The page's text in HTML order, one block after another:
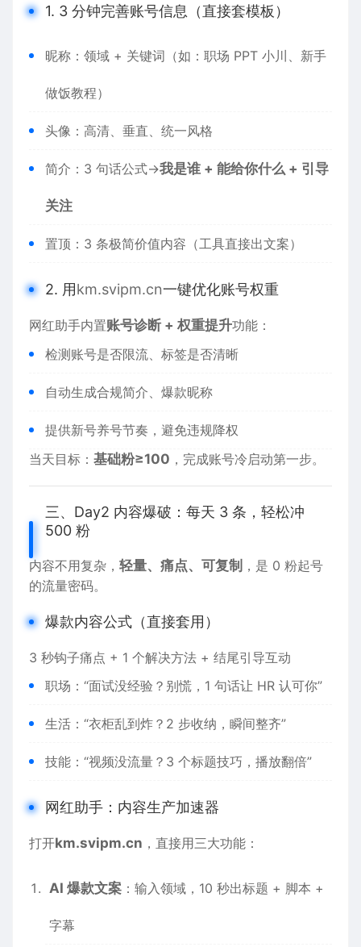
1. 3 分钟完善账号信息（直接套模板）
昵称：领域 + 关键词（如：职场 PPT 小川、新手
做饭教程）
头像：高清、垂直、统一风格
简介：3 句话公式→我是谁 + 能给你什么 + 引导
关注
置顶：3 条极简价值内容（工具直接出文案）
2. 用km.svipm.cn一键优化账号权重
网红助手内置账号诊断 + 权重提升功能：
检测账号是否限流、标签是否清晰
自动生成合规简介、爆款昵称
提供新号养号节奏，避免违规降权
当天目标： 基础粉≥100 ，完成账号冷启动第一步。
三、Day2 内容爆破：每天 3 条，轻松冲
500 粉
内容不用复杂， 轻量、痛点、可复制 ，是 0 粉起号
的流量密码。
爆款内容公式（直接套用）
3 秒钩子痛点 + 1 个解决方法 + 结尾引导互动
职场：“面试没经验？别慌，1 句话让 HR 认可你”
生活：“衣柜乱到炸？2 步收纳，瞬间整齐”
技能：“视频没流量？3 个标题技巧，播放翻倍”
网红助手：内容生产加速器
打开km.svipm.cn ，直接用三大功能：
AI 爆款文案 ：输入领域，10 秒出标题 + 脚本 +
字幕